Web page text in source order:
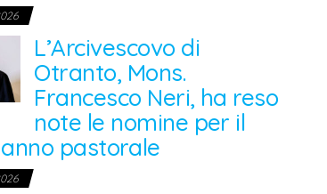
L’Arcivescovo di
Otranto, Mons.
Francesco Neri, ha reso
note le nomine per il
pastorale